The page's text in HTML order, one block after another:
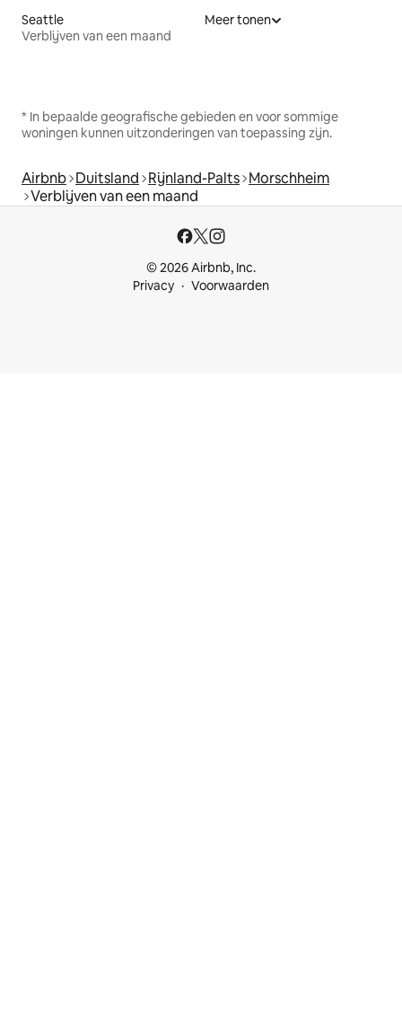
Seattle
Verblijven van een maand
Meer tonen
* In bepaalde geografische gebieden en voor sommige
woningen kunnen uitzonderingen van toepassing zijn.
Airbnb Duitsland Rijnland-Palts Morschheim
Verblijven van een maand
© 2026 Airbnb, Inc.
Privacy
Voorwaarden